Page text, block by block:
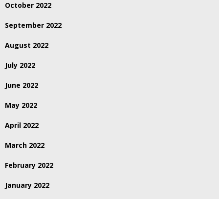
October 2022
September 2022
August 2022
July 2022
June 2022
May 2022
April 2022
March 2022
February 2022
January 2022